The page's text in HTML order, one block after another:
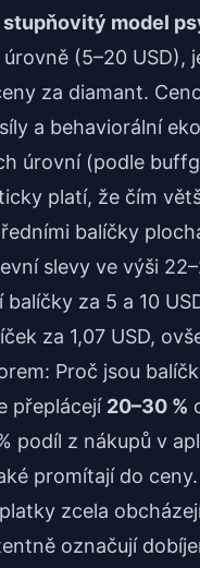
stupňovitý model
(5–20 USD),
za diamant.
a behaviorální
úrovní (podle
platí, že čím
balíčky
slevy ve výši
balíčky za 5 a 10
za 1,07 USD,
Proč jsou
přeplácejí 20–30 %
podíl z nákupů v
promítají do
zcela
označují